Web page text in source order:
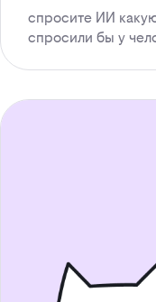
спросите ИИ
спросили бы у